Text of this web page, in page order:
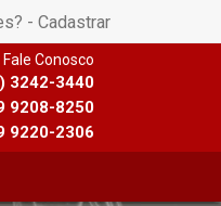
- Cadastrar
Fale Conosco
3242-3440
9208-8250
9220-2306